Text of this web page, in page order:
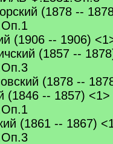
(1878 --
(1906 -- 1906)
(1857 --
(1878 --
(1846 -- 1857)
(1861 -- 1867)